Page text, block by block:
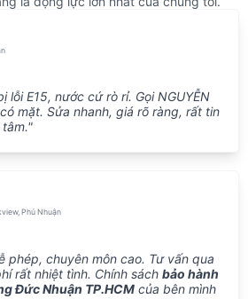
lỗi E15, nước cứ rò rỉ. Gọi NGUYỄN
mặt. Sửa nhanh, giá rõ ràng, rất tin
Phú Nhuận
phép, chuyên môn cao. Tư vấn qua
rất nhiệt tình. Chính sách bảo hành
Đức Nhuận TP.HCM của bên mình